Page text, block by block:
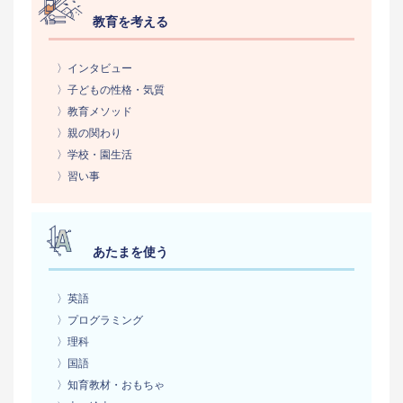
教育を考える
〉インタビュー
〉子どもの性格・気質
〉教育メソッド
〉親の関わり
〉学校・園生活
〉習い事
あたまを使う
〉英語
〉プログラミング
〉理科
〉国語
〉知育教材・おもちゃ